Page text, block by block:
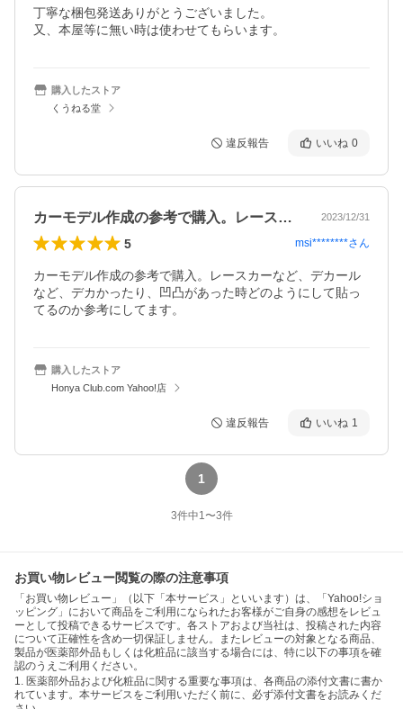
丁寧な梱包発送ありがとうございました。
又、本屋等に無い時は使わせてもらいます。
購入したストア
くうねる堂
違反報告 いいね 0
カーモデル作成の参考で購入。レースカー… 2023/12/31
5 msi********さん
カーモデル作成の参考で購入。レースカーなど、デカール
など、デカかったり、凹凸があった時どのようにして貼っ
てるのか参考にしてます。
購入したストア
Honya Club.com Yahoo!店
違反報告 いいね 1
1
3件中1〜3件
お買い物レビュー閲覧の際の注意事項
「お買い物レビュー」（以下「本サービス」といいます）は、「Yahoo!ショ
ッピング」において商品をご利用になられたお客様がご自身の感想をレビュ
ーとして投稿できるサービスです。各ストアおよび当社は、投稿された内容
について正確性を含め一切保証しません。またレビューの対象となる商品、
製品が医薬部外品もしくは化粧品に該当する場合には、特に以下の事項を確
認のうえご利用ください。
1. 医薬部外品および化粧品に関する重要な事項は、各商品の添付文書に書か
れています。本サービスをご利用いただく前に、必ず添付文書をお読みくだ